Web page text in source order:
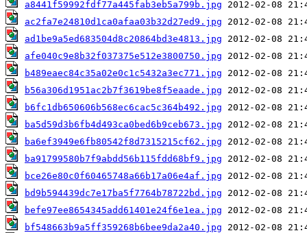
a8441f59992fdf77a445fab3eb5a799b.jpg
ac2fa7e24810d1ca0afaa03b32d27ed9.jpg
ad1be9a5ed683504d8c20864bd3e4813.jpg
afe040c9e8b32f037375e512e3800750.jpg
b489eaec84c35a02e0c1c5432a3ec771.jpg
b56a306d1951ac2b7f3619be8f5eaade.jpg
b6fc1db650606b568ec6cac5c364b492.jpg
ba5d59d3b6fb4d493ca0bed6b9ceb673.jpg
ba6ef3949e6fb80542f8d7315215cf62.jpg
ba91799580b7f9abdd56b115fdd68bf9.jpg
bce26e80c0f60465748a66b17a06e4af.jpg
bd9b594439dc7e17ba5f7764b78722bd.jpg
befe97ee8654345add61401e24f6e1ea.jpg
bf548663b9a5ff359268b6bee9da2a40.jpg